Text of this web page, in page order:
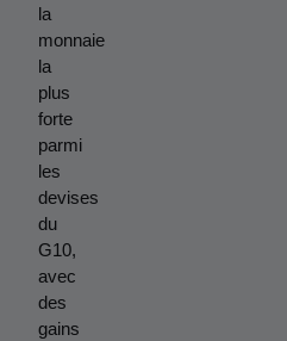
la
monnaie
la
plus
forte
parmi
les
devises
du
G10,
avec
des
gains